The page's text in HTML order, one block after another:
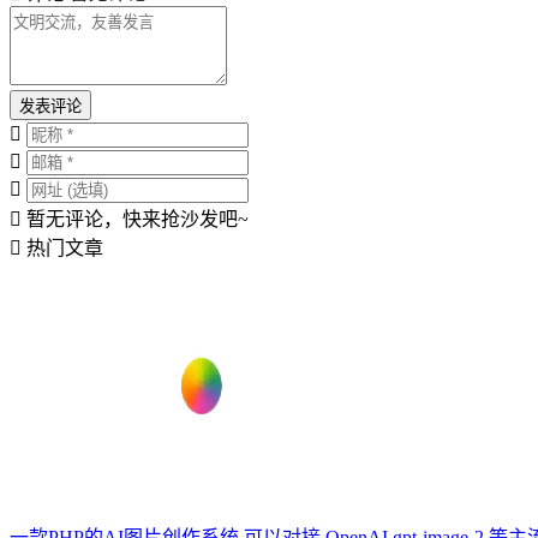
发表评论
暂无评论，快来抢沙发吧~
热门文章